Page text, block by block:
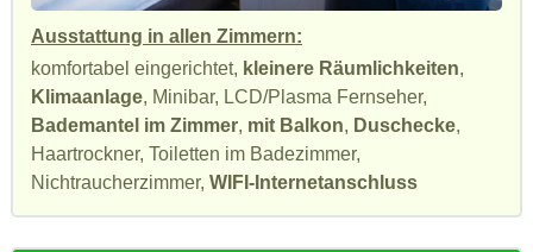
Ausstattung in allen Zimmern:
komfortabel eingerichtet, kleinere Räumlichkeiten,
Klimaanlage, Minibar, LCD/Plasma Fernseher,
Bademantel im Zimmer, mit Balkon, Duschecke,
Haartrockner, Toiletten im Badezimmer,
Nichtraucherzimmer, WIFI-Internetanschluss